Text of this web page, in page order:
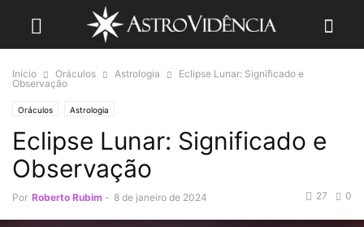
Início Oráculos Astrologia
Eclipse Lunar: Significado e
Observação
Oráculos Astrologia
Eclipse Lunar: Significado e
Observação
Por Roberto Rubim - 8 de janeiro de 2024 0
27